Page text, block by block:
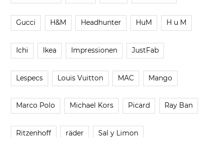
Gucci H&M Headhunter HuM H u M
Ichi Ikea Impressionen JustFab
Lespecs Louis Vuitton MAC Mango
Marco Polo Michael Kors Picard Ray Ban
Ritzenhoff räder Sal y Limon